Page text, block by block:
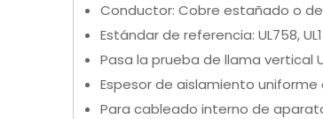
Conductor: Cobre estañado o
Estándar de referencia: UL758,
Pasa la prueba de llama vertical
Espesor de aislamiento
Para cableado interno de